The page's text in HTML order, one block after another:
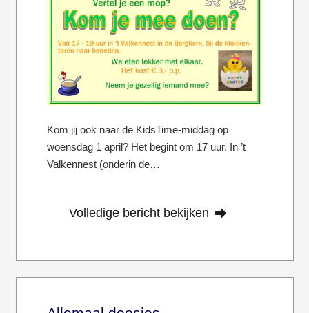
Kom jij ook naar de KidsTime-middag op
woensdag 1 april? Het begint om 17 uur. In ’t
Valkennest (onderin de…
Volledige bericht bekijken